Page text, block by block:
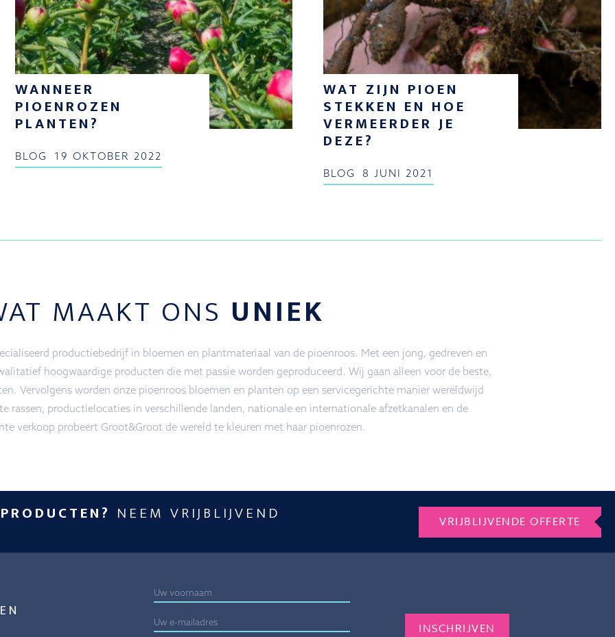
WANNEER
PIOENROZEN
PLANTEN?
BLOG 19 OKTOBER 2022
WAT ZIJN PIOEN
STEKKEN EN HOE
VERMEERDER JE
DEZE?
BLOG 8 JUNI 2021
MAAKT ONS UNIEK
productiebedrijf in bloemen en plantmateriaal van de pioenroos. Met een jong, gedreven en
hoogwaardige producten die met passie worden geproduceerd. Wij gaan alleen voor de beste,
Vervolgens worden onze pioenroos bloemen en planten op een servicegerichte manier wereldwijd
rassen, productielocaties in verschillende landen, nationale en internationale afzetkanalen en de
verkoop probeert Groot&Groot de wereld te kleuren met haar pioenrozen.
NEEM VRIJBLIJVEND VRIJBLIJVENDE OFFERTE
Gelieve dit veld leeg te laten.